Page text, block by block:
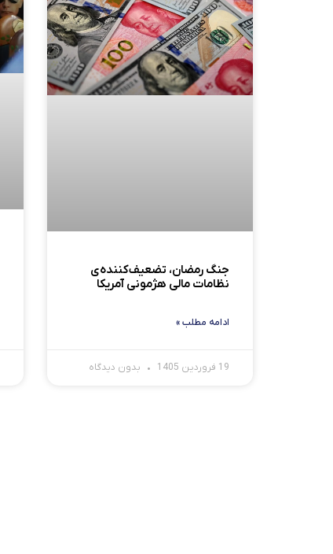
جنگ رمضان، تضعیف‌کننده‌ی
نظامات مالی هژمونی آمریکا
ادامه مطلب »
19 فروردین 1405 بدون دیدگاه